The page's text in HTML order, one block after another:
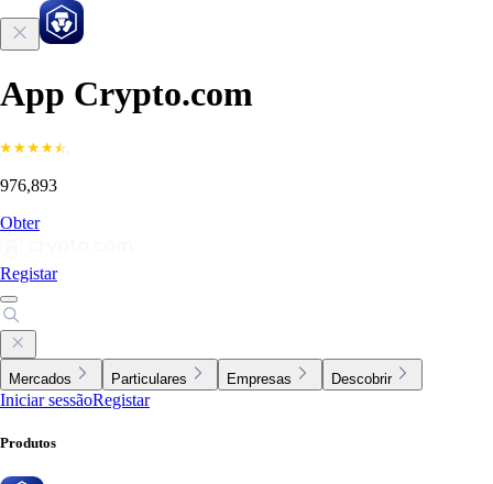
App Crypto.com
976,893
Obter
Registar
Mercados Particulares Empresas Descobrir
Iniciar sessãoRegistar
Produtos